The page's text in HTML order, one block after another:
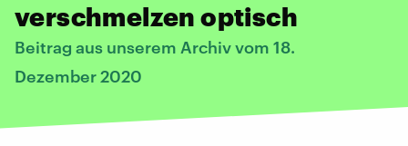
verschmelzen optisch
Beitrag aus unserem Archiv vom 18.
Dezember 2020